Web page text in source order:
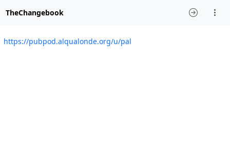
TheChangebook
https://pubpod.alqualonde.org/u/pal